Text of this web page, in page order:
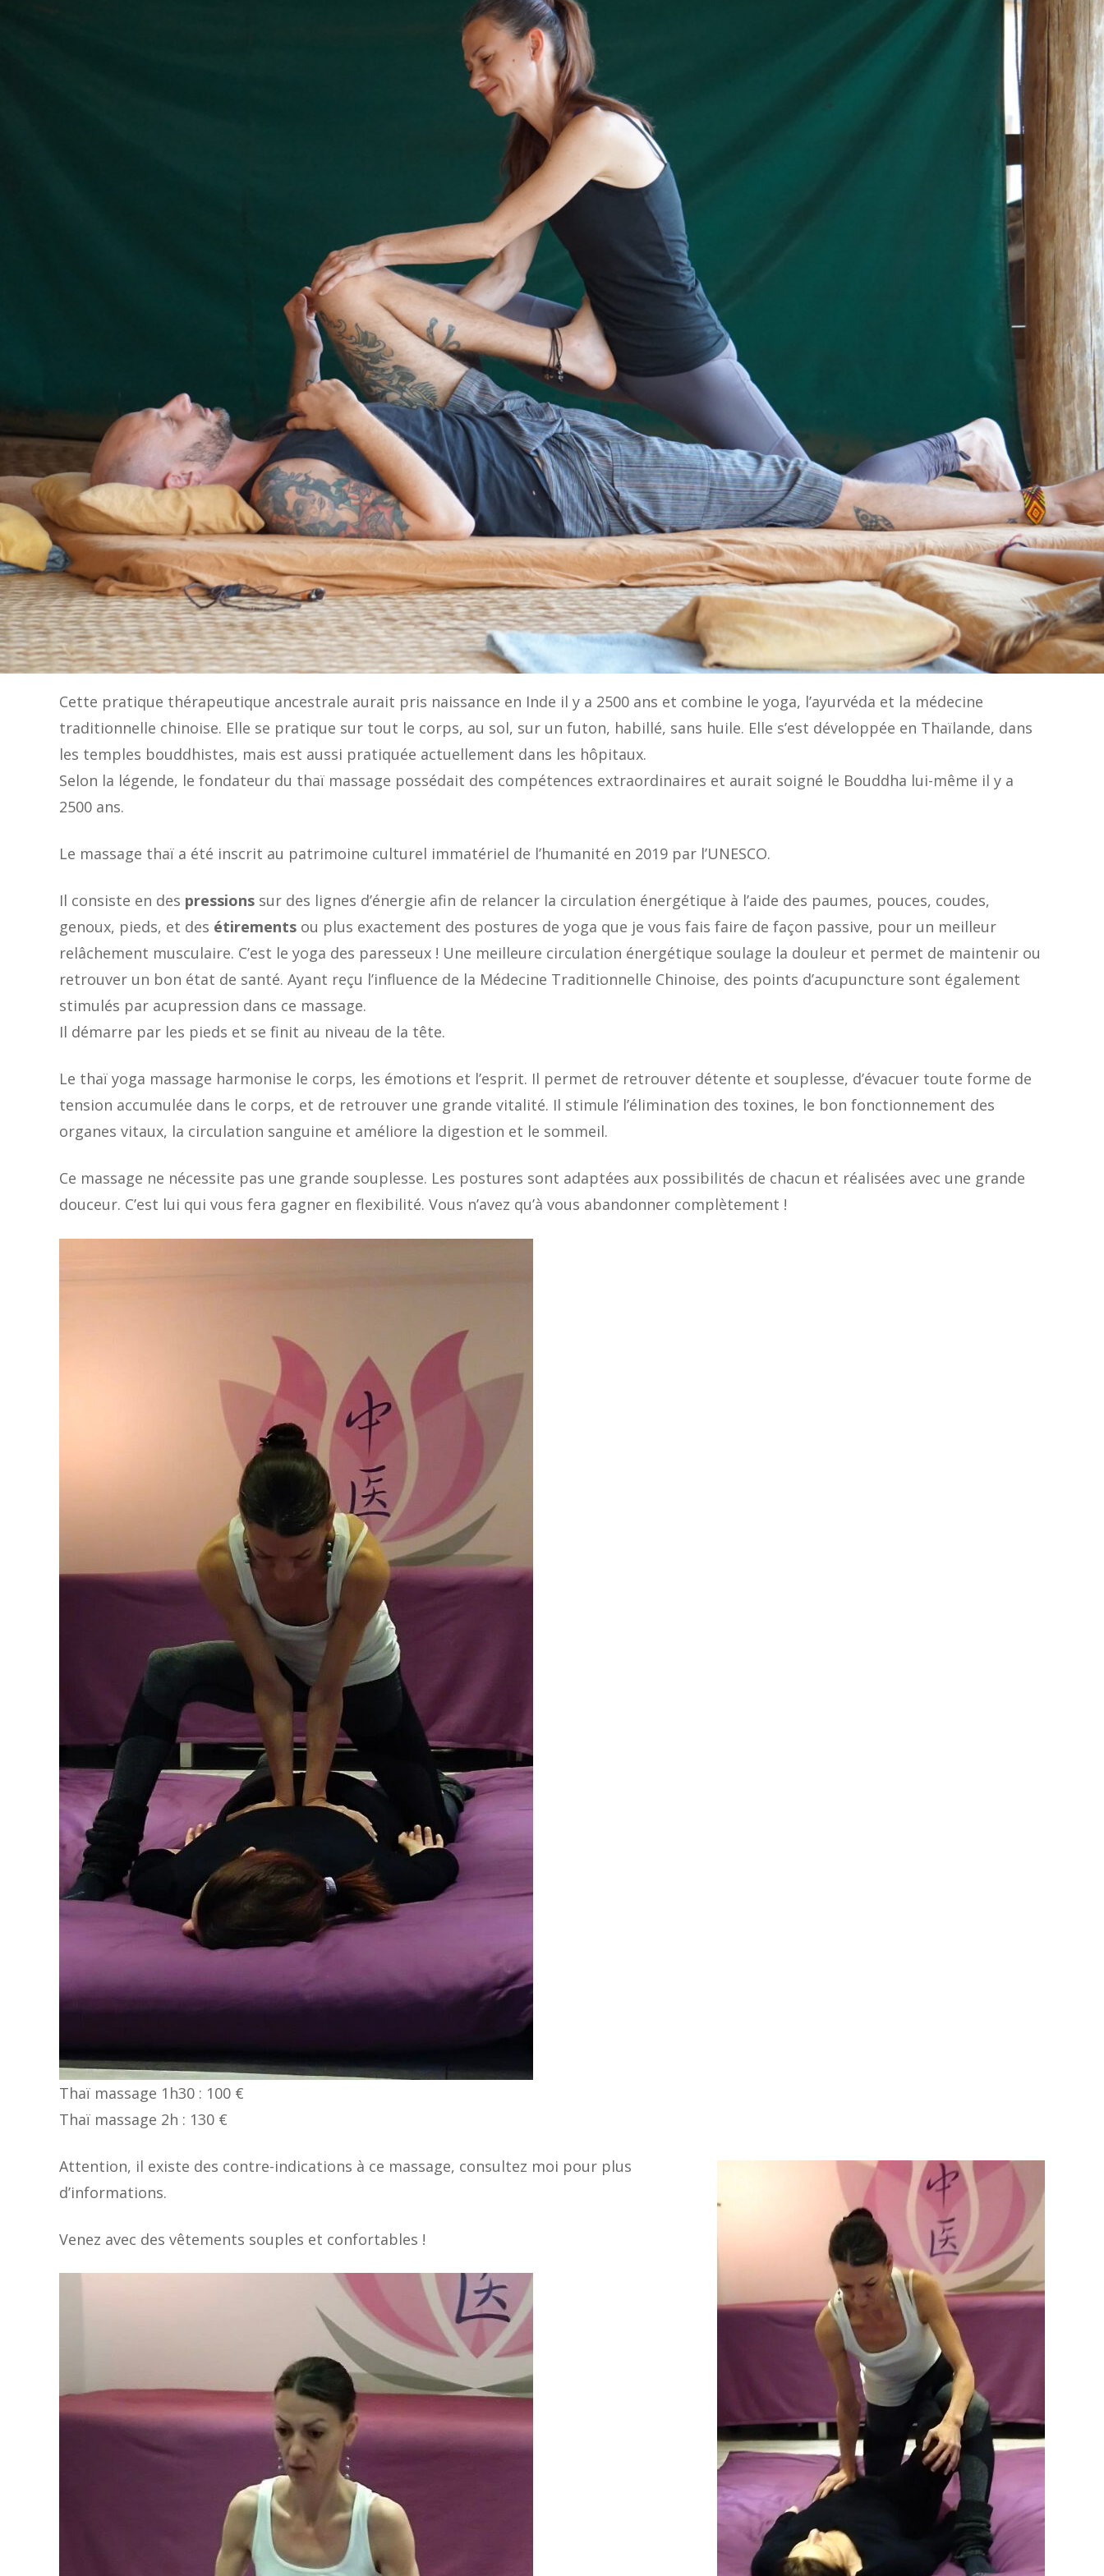
Cette pratique thérapeutique ancestrale aurait pris naissance en Inde il y a 2500 ans et combine le yoga, l’ayurvéda et la médecine
traditionnelle chinoise. Elle se pratique sur tout le corps, au sol, sur un futon, habillé, sans huile. Elle s’est développée en Thaïlande, dans
les temples bouddhistes, mais est aussi pratiquée actuellement dans les hôpitaux.
Selon la légende, le fondateur du thaï massage possédait des compétences extraordinaires et aurait soigné le Bouddha lui-même il y a
2500 ans.
Le massage thaï a été inscrit au patrimoine culturel immatériel de l’humanité en 2019 par l’UNESCO.
Il consiste en des pressions sur des lignes d’énergie afin de relancer la circulation énergétique à l’aide des paumes, pouces, coudes,
genoux, pieds, et des étirements ou plus exactement des postures de yoga que je vous fais faire de façon passive, pour un meilleur
relâchement musculaire. C’est le yoga des paresseux ! Une meilleure circulation énergétique soulage la douleur et permet de maintenir ou
retrouver un bon état de santé. Ayant reçu l’influence de la Médecine Traditionnelle Chinoise, des points d’acupuncture sont également
stimulés par acupression dans ce massage.
Il démarre par les pieds et se finit au niveau de la tête.
Le thaï yoga massage harmonise le corps, les émotions et l’esprit. Il permet de retrouver détente et souplesse, d’évacuer toute forme de
tension accumulée dans le corps, et de retrouver une grande vitalité. Il stimule l’élimination des toxines, le bon fonctionnement des
organes vitaux, la circulation sanguine et améliore la digestion et le sommeil.
Ce massage ne nécessite pas une grande souplesse. Les postures sont adaptées aux possibilités de chacun et réalisées avec une grande
douceur. C’est lui qui vous fera gagner en flexibilité. Vous n’avez qu’à vous abandonner complètement !
Thaï massage 1h30 : 100 €
Thaï massage 2h : 130 €
Attention, il existe des contre-indications à ce massage, consultez moi pour plus
d’informations.
Venez avec des vêtements souples et confortables !